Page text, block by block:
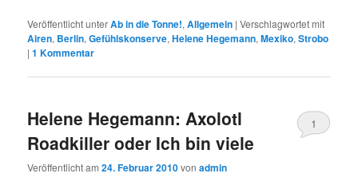
Veröffentlicht unterAb in die Tonne!,Allgemein |Verschlagwortet mit
Airen, Berlin,Gefühlskonserve,Helene Hegemann,Mexiko,Strobo
|1 Kommentar
Helene Hegemann: Axolotl
Roadkiller oder Ich bin viele
Veröffentlicht am24. Februar 2010vonadmin
1